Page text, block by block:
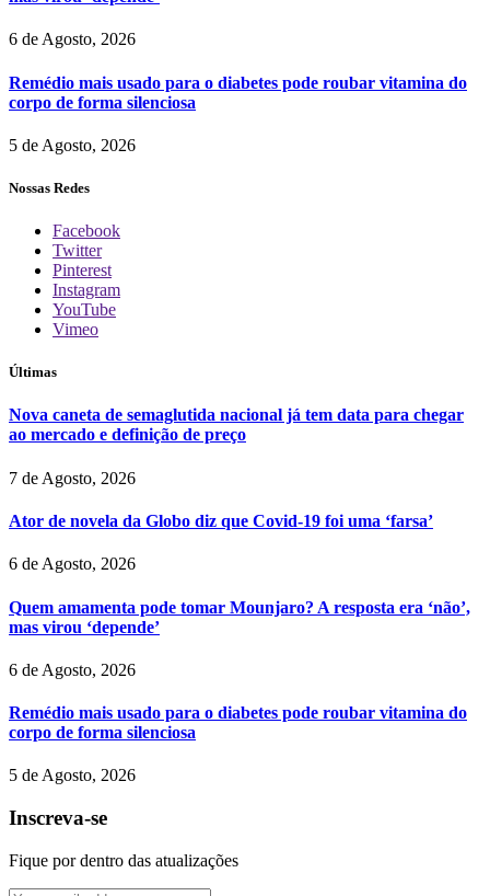
6 de Agosto, 2026
Remédio mais usado para o diabetes pode roubar vitamina do
corpo de forma silenciosa
5 de Agosto, 2026
Nossas Redes
Facebook
Twitter
Pinterest
Instagram
YouTube
Vimeo
Últimas
Nova caneta de semaglutida nacional já tem data para chegar
ao mercado e definição de preço
7 de Agosto, 2026
Ator de novela da Globo diz que Covid-19 foi uma ‘farsa’
6 de Agosto, 2026
Quem amamenta pode tomar Mounjaro? A resposta era ‘não’,
mas virou ‘depende’
6 de Agosto, 2026
Remédio mais usado para o diabetes pode roubar vitamina do
corpo de forma silenciosa
5 de Agosto, 2026
Inscreva-se
Fique por dentro das atualizações